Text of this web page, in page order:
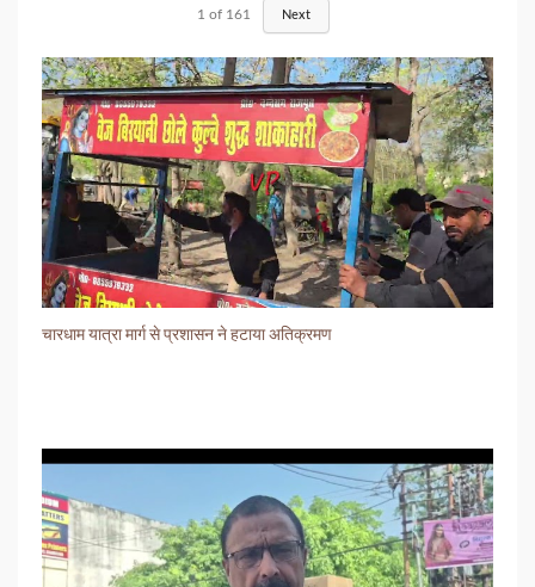
1 of 161 Next
चारधाम यात्रा मार्ग से प्रशासन ने हटाया अतिक्रमण